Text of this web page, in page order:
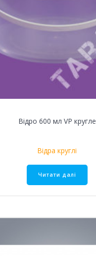
Відро 600 мл VР кругле
Відра круглі
Читати далі